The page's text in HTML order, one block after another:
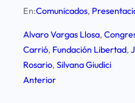
En:Comunicados,
Alvaro Vargas Llosa,
Carrió, Fundación Libertad,
Rosario, Silvana Giudici
Anterior